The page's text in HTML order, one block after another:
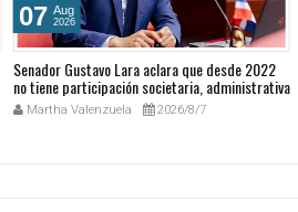
07 Aug
2026
Senador Gustavo Lara aclara que desde 2022
no tiene participación societaria, administrativa
ni comercial en GESPRO
Martha Valenzuela 2026/8/7